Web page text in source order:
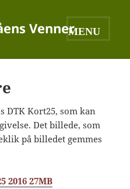
Venner
WIDGETS
DTK Kort25, som kan
Det billede, som
på billedet gemmes
2016 27MB